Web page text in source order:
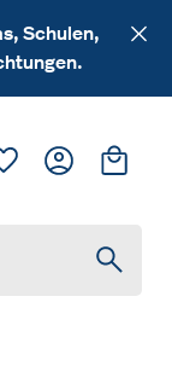
Schulen,
Du hast 0